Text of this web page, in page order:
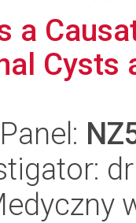
a
Cysts